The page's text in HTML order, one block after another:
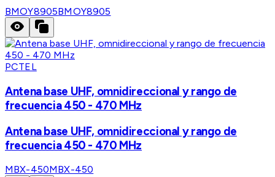
BMOY8905BMOY8905
PCTEL
Antena base UHF, omnidireccional y rango de
frecuencia 450 - 470 MHz
Antena base UHF, omnidireccional y rango de
frecuencia 450 - 470 MHz
MBX-450MBX-450